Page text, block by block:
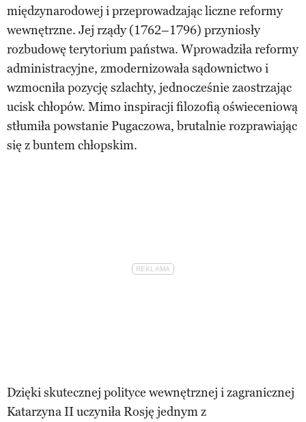
międzynarodowej i przeprowadzając liczne reformy
wewnętrzne. Jej rządy (1762–1796) przyniosły
rozbudowę terytorium państwa. Wprowadziła reformy
administracyjne, zmodernizowała sądownictwo i
wzmocniła pozycję szlachty, jednocześnie zaostrzając
ucisk chłopów. Mimo inspiracji filozofią oświeceniową
stłumiła powstanie Pugaczowa, brutalnie rozprawiając
się z buntem chłopskim.
Dzięki skutecznej polityce wewnętrznej i zagranicznej
Katarzyna II uczyniła Rosję jednym z